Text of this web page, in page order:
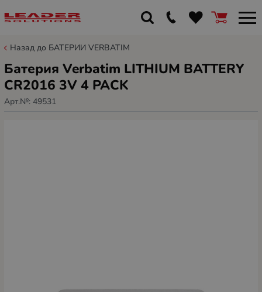
Назад до БАТЕРИИ VERBATIM
Батерия Verbatim LITHIUM BATTERY
CR2016 3V 4 PACK
Арт.№: 49531